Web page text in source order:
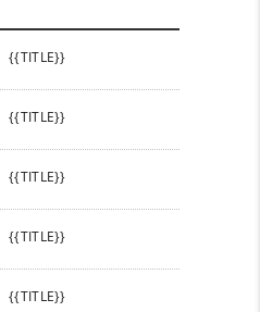
{{TITLE}}
{{TITLE}}
{{TITLE}}
{{TITLE}}
{{TITLE}}